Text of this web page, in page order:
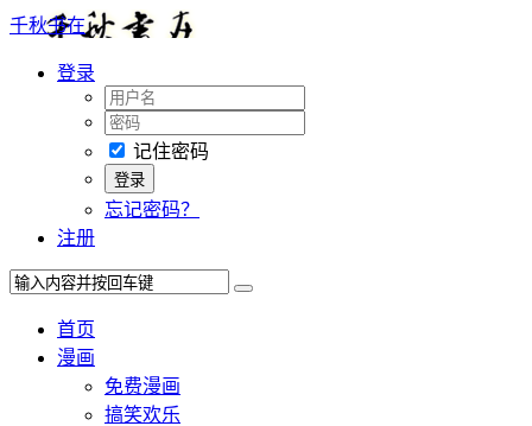
千秋书在
登录
记住密码
忘记密码？
注册
首页
漫画
免费漫画
搞笑欢乐